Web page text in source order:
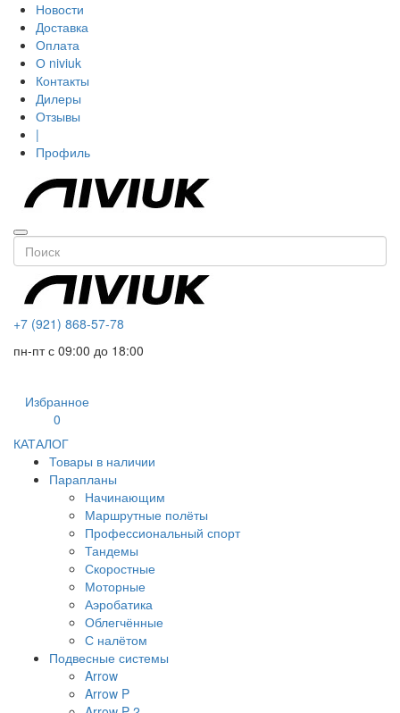
Новости
Доставка
Оплата
О niviuk
Контакты
Дилеры
Отзывы
|
Профиль
+7 (921) 868-57-78
пн-пт с 09:00 до 18:00
Избранное
0
КАТАЛОГ
Товары в наличии
Парапланы
Начинающим
Маршрутные полёты
Профессиональный спорт
Тандемы
Скоростные
Моторные
Аэробатика
Облегчённые
С налётом
Подвесные системы
Arrow
Arrow P